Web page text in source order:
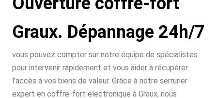
Graux. Dépannage 24h/7
vous pouvez compter sur notre équipe de spécialistes
pour intervenir rapidement et vous aider à récupérer
l’accès à vos biens de valeur. Grâce à notre serrurier
expert en coffre-fort électronique à Graux, nous